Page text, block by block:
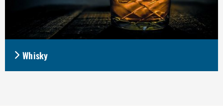
Whisky